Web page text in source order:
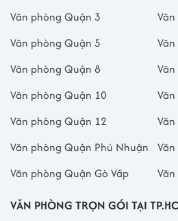
Văn phòng Quận 3
Văn phòng Quận 5
Văn phòng Quận 8
Văn phòng Quận 10
Văn phòng Quận 12
Văn phòng Quận Phú Nhuận
Văn phòng Quận Gò Vấp
VĂN PHÒNG TRỌN GÓI TẠI